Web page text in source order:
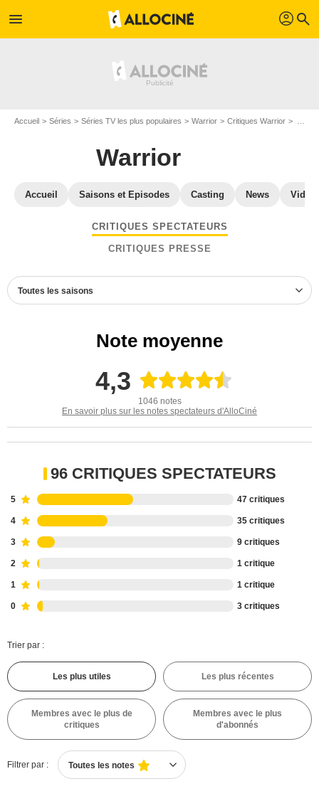
menu profil search
Accueil Séries Séries TV les plus populaires Warrior Critiques Warrior
Warrior
Accueil Saisons et Episodes Casting News
CRITIQUES SPECTATEURS
CRITIQUES PRESSE
Toutes les saisons
Note moyenne
4,3
1046 notes
En savoir plus sur les notes spectateurs d'AlloCiné
96 CRITIQUES SPECTATEURS
5 47 critiques
4 35 critiques
3 9 critiques
2 1 critique
1 1 critique
0 3 critiques
Trier par :
Les plus utiles Les plus récentes
Membres avec le plus de
critiques
Membres avec le plus
d'abonnés
Filtrer par : Toutes les notes